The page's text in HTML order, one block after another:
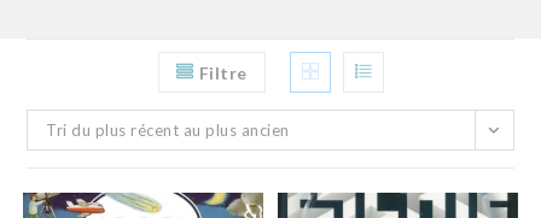
Filtre
Tri du plus récent au plus ancien